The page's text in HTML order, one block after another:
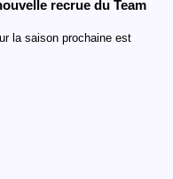
recrue du Team
la saison prochaine est